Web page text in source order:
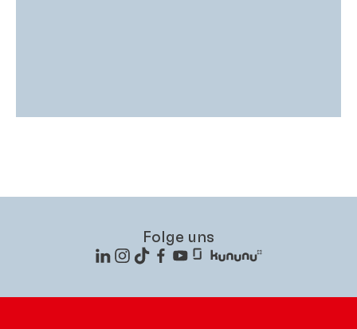
Folge uns